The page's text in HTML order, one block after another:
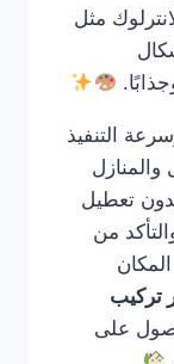
مثل
التنفيذ
والمنازل
تعطيل
من
تركيب
على